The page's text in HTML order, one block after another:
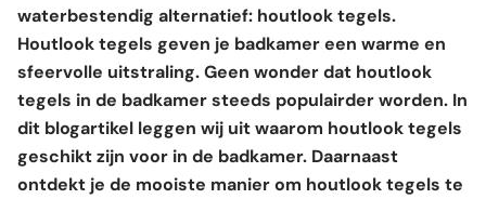
waterbestendig alternatief: houtlook tegels.
Houtlook tegels geven je badkamer een warme en
sfeervolle uitstraling. Geen wonder dat houtlook
tegels in de badkamer steeds populairder worden. In
dit blogartikel leggen wij uit waarom houtlook tegels
geschikt zijn voor in de badkamer. Daarnaast
ontdekt je de mooiste manier om houtlook tegels te